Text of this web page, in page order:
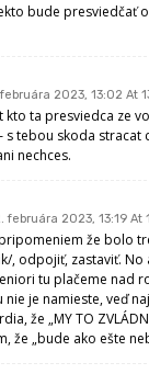
bude presviedčať
2023, 13:02 At
kto ta presviedca ze
s tebou skoda stracat
nechces.
februára 2023, 13:19 At
že bolo
, odpojiť, zastaviť. No
tu plačeme nad
nie je namieste, veď
že „MY TO
že „bude ako ešte